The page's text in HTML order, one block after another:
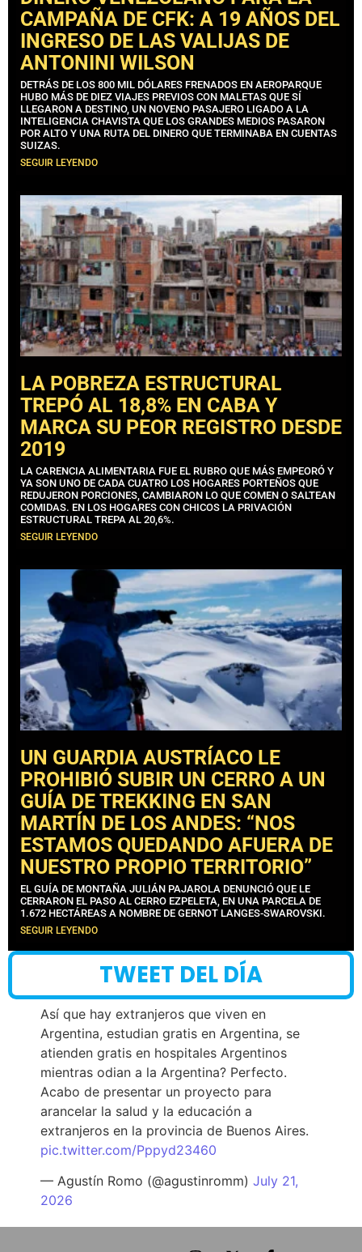
CAMPAÑA DE CFK: A 19 AÑOS DEL
INGRESO DE LAS VALIJAS DE
ANTONINI WILSON
DETRÁS DE LOS 800 MIL DÓLARES FRENADOS EN AEROPARQUE
HUBO MÁS DE DIEZ VIAJES PREVIOS CON MALETAS QUE SÍ
LLEGARON A DESTINO, UN NOVENO PASAJERO LIGADO A LA
INTELIGENCIA CHAVISTA QUE LOS GRANDES MEDIOS PASARON
POR ALTO Y UNA RUTA DEL DINERO QUE TERMINABA EN CUENTAS
SUIZAS.
SEGUIR LEYENDO
LA POBREZA ESTRUCTURAL
TREPÓ AL 18,8% EN CABA Y
MARCA SU PEOR REGISTRO DESDE
2019
LA CARENCIA ALIMENTARIA FUE EL RUBRO QUE MÁS EMPEORÓ Y
YA SON UNO DE CADA CUATRO LOS HOGARES PORTEÑOS QUE
REDUJERON PORCIONES, CAMBIARON LO QUE COMEN O SALTEAN
COMIDAS. EN LOS HOGARES CON CHICOS LA PRIVACIÓN
ESTRUCTURAL TREPA AL 20,6%.
SEGUIR LEYENDO
UN GUARDIA AUSTRÍACO LE
PROHIBIÓ SUBIR UN CERRO A UN
GUÍA DE TREKKING EN SAN
MARTÍN DE LOS ANDES: “NOS
ESTAMOS QUEDANDO AFUERA DE
NUESTRO PROPIO TERRITORIO”
EL GUÍA DE MONTAÑA JULIÁN PAJAROLA DENUNCIÓ QUE LE
CERRARON EL PASO AL CERRO EZPELETA, EN UNA PARCELA DE
1.672 HECTÁREAS A NOMBRE DE GERNOT LANGES-SWAROVSKI.
SEGUIR LEYENDO
TWEET DEL DÍA
Así que hay extranjeros que viven en
Argentina, estudian gratis en Argentina, se
atienden gratis en hospitales Argentinos
mientras odian a la Argentina? Perfecto.
Acabo de presentar un proyecto para
arancelar la salud y la educación a
extranjeros en la provincia de Buenos Aires.
pic.twitter.com/Pppyd23460
— Agustín Romo (@agustinromm) July 21,
2026